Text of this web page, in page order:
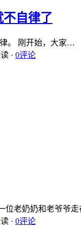
自律了
。 刚开始，大家…
· 0评论
位老奶奶和老爷爷
· 0评论